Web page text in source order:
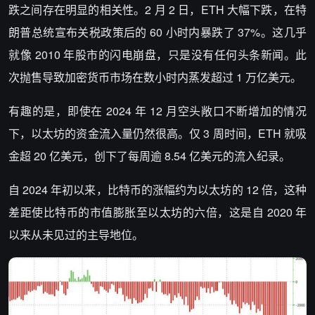
跌之间存在明显的相关性。2 月 2 日，ETH 大幅下跌，在特
朗普总统宣布关税政策后的 60 小时内暴跌了 37%。这几乎
就像 2010 年股市的闪电崩盘，只是没有任何头条新闻。此
次抛售导致加密货币市场在数小时内蒸发超过 1 万亿美元。
有趣的是，即使在 2024 年 12 月空头敞口不断增加的情况
下，以太坊的资金流入量仍然很高。仅 3 周时间，ETH 就吸
金超 20 亿美元，创下了每周逾 8.54 亿美元的流入纪录。
自 2024 年初以来，比特币的涨幅约为以太坊的 12 倍，这种
差距使比特币的市值膨胀至以太坊的六倍，这是自 2020 年
以来从未见过的主导地位。